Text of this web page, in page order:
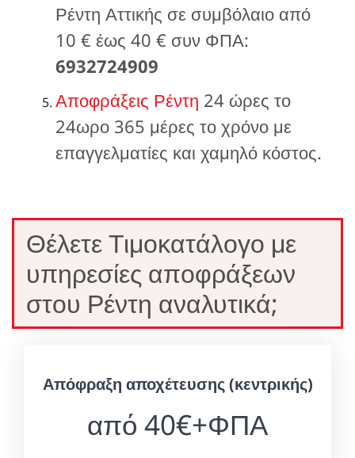
Ρέντη Αττικής σε συμβόλαιο από
10 € έως 40 € συν ΦΠΑ:
6932724909
Αποφράξεις Ρέντη 24 ώρες το
24ωρο 365 μέρες το χρόνο με
επαγγελματίες και χαμηλό κόστος.
Θέλετε Τιμοκατάλογο με
υπηρεσίες αποφράξεων
στου Ρέντη αναλυτικά;
Απόφραξη αποχέτευσης (κεντρικής)
από 40€+ΦΠΑ